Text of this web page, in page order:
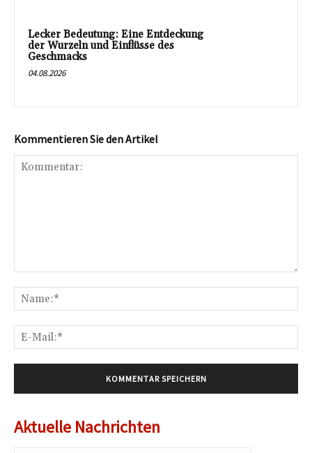
Lecker Bedeutung: Eine Entdeckung
der Wurzeln und Einflüsse des
Geschmacks
04.08.2026
Kommentieren Sie den Artikel
Aktuelle Nachrichten